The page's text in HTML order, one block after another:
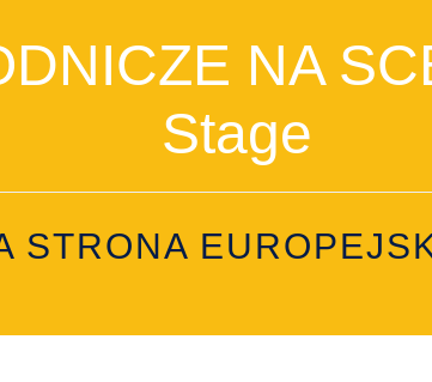
NA
Stage
STRONA